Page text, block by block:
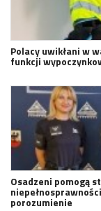
Polacy uwikłani w
funkcji
Osadzeni pomogą
porozumienie